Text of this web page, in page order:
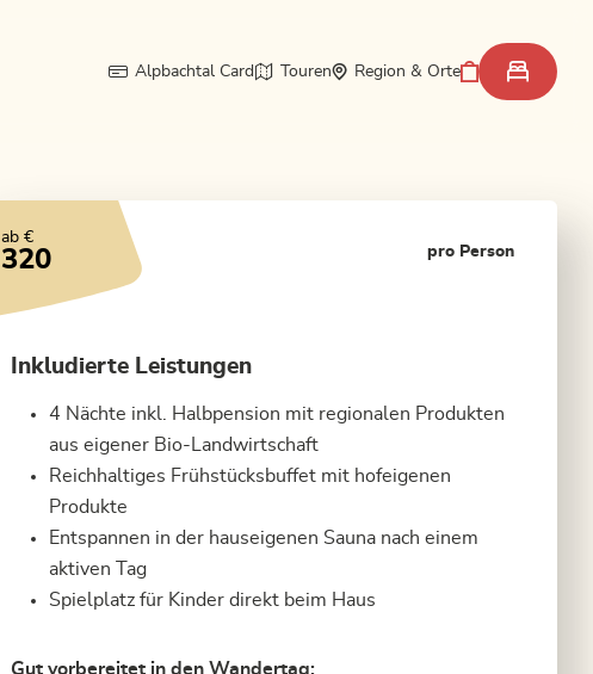
Alpbachtal Card Touren Region & Orte
ab €
320 pro Person
Inkludierte Leistungen
4 Nächte inkl. Halbpension mit regionalen Produkten
aus eigener Bio-Landwirtschaft
Reichhaltiges Frühstücksbuffet mit hofeigenen
Produkte
Entspannen in der hauseigenen Sauna nach einem
aktiven Tag
Spielplatz für Kinder direkt beim Haus
Gut vorbereitet in den Wandertag: